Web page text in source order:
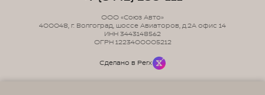
ООО «Союз Авто»
400048, г. Волгоград, шоссе Авиаторов, д.2А офис 14
ИНН 3443148562
ОГРН 1223400005212
Сделано в Perx